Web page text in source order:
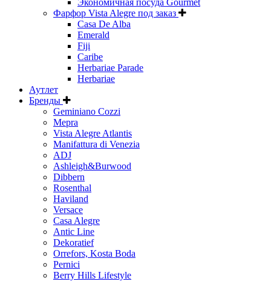
Фарфор Vista Alegre под заказ
Casa De Alba
Emerald
Fiji
Caribe
Herbariae Parade
Herbariae
Аутлет
Бренды
Geminiano Cozzi
Mepra
Vista Alegre Atlantis
Manifattura di Venezia
ADJ
Ashleigh&Burwood
Dibbern
Rosenthal
Haviland
Versace
Casa Alegre
Antic Line
Dekoratief
Orrefors, Kosta Boda
Pernici
Berry Hills Lifestyle